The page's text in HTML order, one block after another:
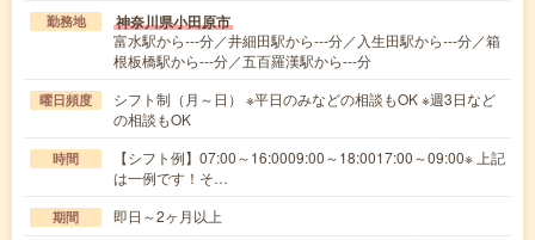
勤務地 神奈川県小田原市
富水駅から---分／井細田駅から---分／入生田駅から---分／箱
根板橋駅から---分／五百羅漢駅から---分
曜日頻度
シフト制（月～日） ※平日のみなどの相談もOK ※週3日など
の相談もOK
時間
【シフト例】07:00～16:0009:00～18:0017:00～09:00※ 上記
は一例です！そ…
期間 即日～2ヶ月以上